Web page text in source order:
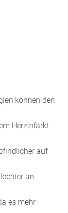
können den
Herzinfarkt
auf
an
es mehr